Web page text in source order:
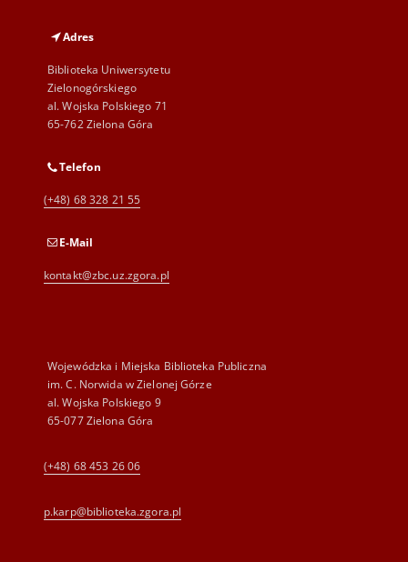
Adres
Biblioteka Uniwersytetu
Zielonogórskiego
al. Wojska Polskiego 71
65-762 Zielona Góra
Telefon
(+48) 68 328 21 55
E-Mail
kontakt@zbc.uz.zgora.pl
Wojewódzka i Miejska Biblioteka Publiczna
im. C. Norwida w Zielonej Górze
al. Wojska Polskiego 9
65-077 Zielona Góra
(+48) 68 453 26 06
p.karp@biblioteka.zgora.pl